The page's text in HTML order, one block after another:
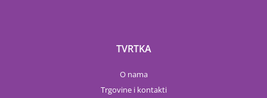
TVRTKA
O nama
Trgovine i kontakti